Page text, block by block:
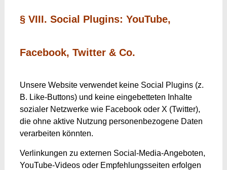
§ VIII. Social Plugins: YouTube,
Facebook, Twitter & Co.
Unsere Website verwendet keine Social Plugins (z.
B. Like-Buttons) und keine eingebetteten Inhalte
sozialer Netzwerke wie Facebook oder X (Twitter),
die ohne aktive Nutzung personenbezogene Daten
verarbeiten könnten.
Verlinkungen zu externen Social-Media-Angeboten,
YouTube-Videos oder Empfehlungsseiten erfolgen